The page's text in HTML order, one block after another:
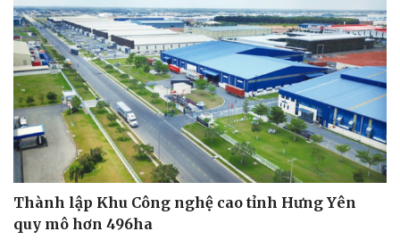
Thành lập Khu Công nghệ cao tỉnh Hưng Yên
quy mô hơn 496ha